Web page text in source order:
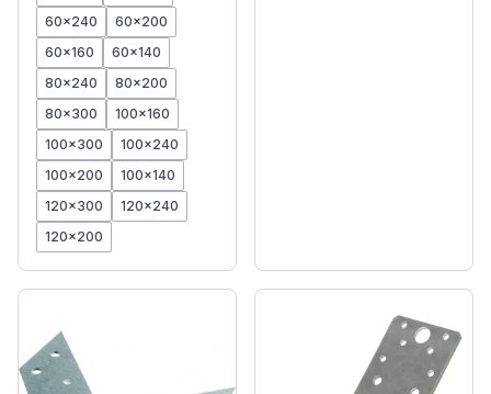
60x240
60x200
60x160
60x140
80x240
80x200
80x300
100x160
100x300
100x240
100x200
100x140
120x300
120x240
120x200